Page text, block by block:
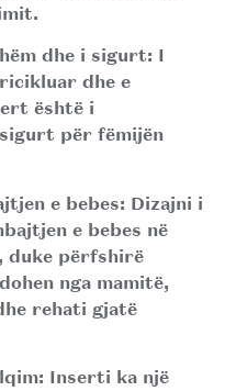
dhe i sigurt: I
dhe e
është i
për fëmijën
e bebes: Dizajni i
e bebes në
duke përfshirë
nga mamitë,
rehati gjatë
Inserti ka një